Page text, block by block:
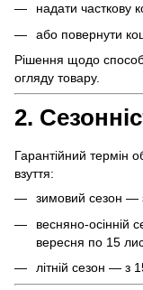
надати часткову
або повернути
Рішення щодо
огляду товару.
2.
Гарантійний термін
взуття:
зимовий сезон —
весняно-осінній
вересня по 15
літній сезон — з